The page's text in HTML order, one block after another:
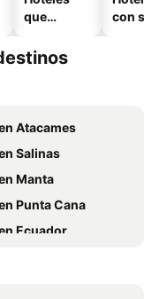
que
mascotas
con
Atacames
Salinas
Manta
Punta Cana
Ecuador
Chicago